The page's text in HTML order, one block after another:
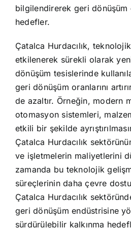
bilgilendirerek geri dönüşüm
hedefler.
Çatalca Hurdacılık,
etkilenerek sürekli olarak
dönüşüm tesislerinde
geri dönüşüm oranlarını
de azaltır. Örneğin, modern
otomasyon sistemleri,
etkili bir şekilde
Çatalca Hurdacılık
ve işletmelerin maliyetlerini
zamanda bu teknolojik
süreçlerinin daha çevre dostu
Çatalca Hurdacılık
geri dönüşüm endüstrisine
sürdürülebilir kalkınma